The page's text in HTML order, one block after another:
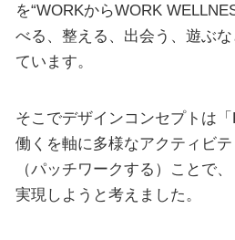
を“WORKからWORK
べる、整える、出会う、遊ぶ
ています。
そこでデザインコンセプトは「
働くを軸に多様なアクティビ
（パッチワークする）ことで
実現しようと考えました。